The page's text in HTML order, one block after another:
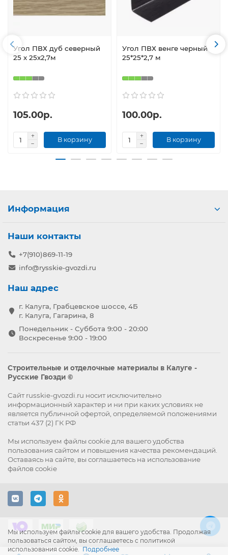
Угол ПВХ дуб северный
25 х 25х2,7м
105.00р.
В корзину
Угол ПВХ венге черный
25*25*2,7 м
100.00р.
В корзину
Мы используем файлы cookie для вашего удобства. Продолжая
пользоваться сайтом, вы соглашаетесь с политикой
использования cookie. Подробнее
Информация
Наши контакты
+7(910)869-11-19
info@rysskie-gvozdi.ru
Наш адрес
г. Калуга, Грабцевское шоссе, 4Б
г. Калуга, Гагарина, 8
Понедельник - Суббота 9:00 - 20:00
Воскресенье 9:00 - 19:00
Строительные и отделочные материалы в Калуге -
Русские Гвозди ©
Сайт russkie-gvozdi.ru носит исключительно
информационный характер и ни при каких условиях не
является публичной офертой, определяемой положениями
статьи 437 (2) ГК РФ
Мы используем файлы cookie для вашего удобства
пользования сайтом и повышения качества рекомендаций.
Оставаясь на сайте, вы соглашаетесь на использование
файлов cookie